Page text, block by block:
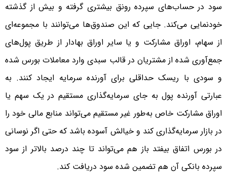
سود در حساب‌های سپرده رونق بیشتری گرفته و بیش از گذشته
خودنمایی می‌کند. جایی که این صندوق‌ها می‌توانند با مجموعه‌ای
از سهام، اوراق مشارکت و یا سایر اوراق بهادار از طریق پول‌های
جمع‌آوری شده از مشتریان در قالب سبدی وارد معاملات بورس شده
و سودی با ریسک حداقلی برای آورنده سرمایه ایجاد کنند. به
عبارتی آورنده پول به جای سرمایه‌گذاری مستقیم در یک سهم یا
اوراق مشارکت خاص به‌طور غیر مستقیم می‌تواند منابع مالی خود را
در بازار سرمایه‌گذاری کند و خیالش آسوده باشد که حتی اگر نوسانی
در بورس اتفاق بیفتد باز هم می‌تواند تا چند درصد بالاتر از سود
سپرده بانکی آن هم تضمین شده سود دریافت کند.